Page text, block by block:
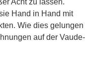
Acht zu lassen.
Hand in Hand mit
Wie dies gelungen
auf der Vaude-